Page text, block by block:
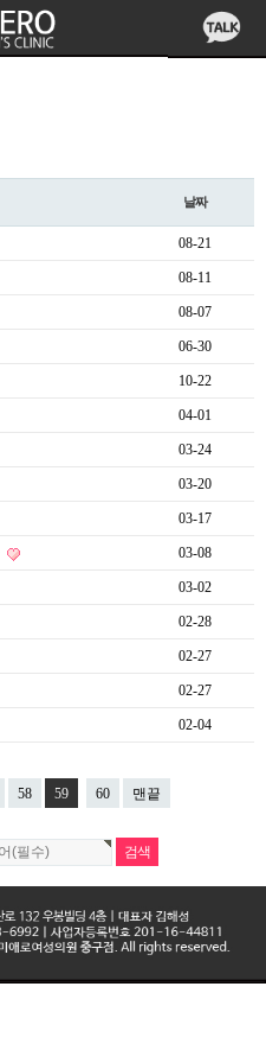
날짜
08-21
08-11
08-07
06-30
10-22
04-01
03-24
03-20
03-17
03-08
03-02
02-28
02-27
02-27
02-04
58 59 60 맨끝